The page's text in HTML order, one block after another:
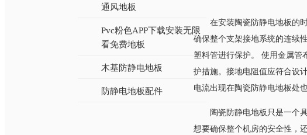
通风地板
Pvc粉色APP下载安装无限
看免费地板
木基防静电地板
防静电地板配件
在安装陶瓷防静电地板的时
确保整个支架接地系统的连续性和
塑料管进行保护。 使用金
护措施。接地电阻值应符
电流出现在陶瓷防静电地板处也
陶瓷防静电地板只是一个具
想要确保整个机房的安全性，